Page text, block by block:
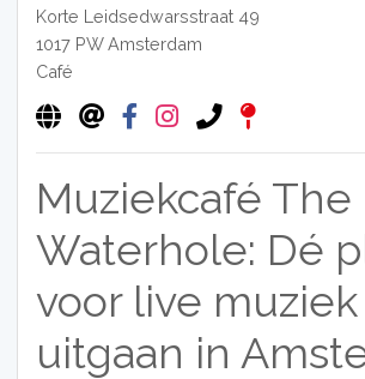
Korte Leidsedwarsstraat 49
1017 PWAmsterdam
Café
Muziekcafé The
Waterhole: Dé
voor live
uitgaan in